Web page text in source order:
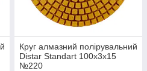
Круг алмазний полірувальний
Distar Standart 100x3x15
№220